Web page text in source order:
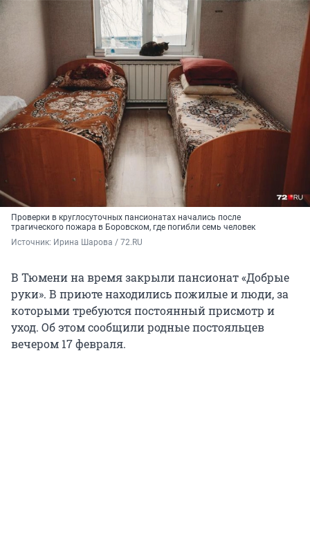
Проверки в круглосуточных пансионатах начались после
трагического пожара в Боровском, где погибли семь человек
Источник: Ирина Шарова / 72.RU
В Тюмени на время закрыли пансионат «Добрые
руки». В приюте находились пожилые и люди, за
которыми требуются постоянный присмотр и
уход. Об этом сообщили родные постояльцев
вечером 17 февраля.